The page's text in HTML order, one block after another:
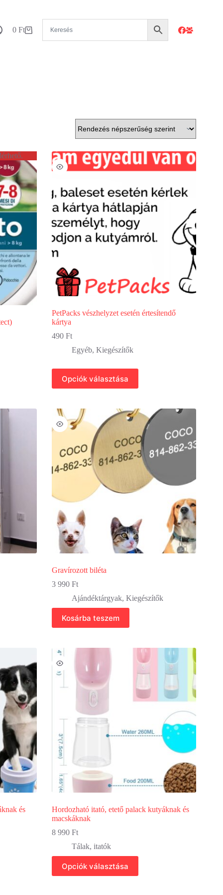
Shopping
0 Ft
PetPacks vészhelyzet esetén értesítendő
kártya
490 Ft
Egyéb, Kiegészítők
Opciók választása
Ennek
terméknek
variációja
van.
A
termékoldalon
választhatók
ki
Gravírozott biléta
3 990 Ft
Ajándéktárgyak, Kiegészítők
Kosárba teszem
és
Hordozható itató, etető palack kutyáknak és
macskáknak
8 990 Ft
Tálak, itatók
Opciók választása
Ennek
terméknek